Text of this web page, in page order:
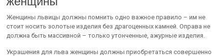
Женщины львицы должны помнить одно важное правило – им не
стоит носить золотые изделия без драгоценных камней. Оправа не
должна быть массивной – только утонченные, ажурные изделия.
Украшения для льва женщины должны приобретаться совершенно